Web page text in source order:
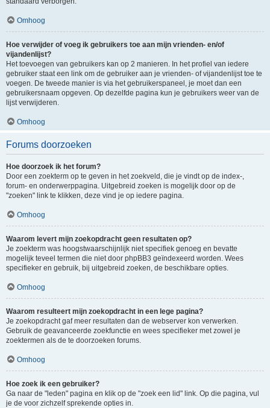
Omhoog
Hoe verwijder of voeg ik gebruikers toe aan mijn vrienden- en/of
vijandenlijst?
Het toevoegen van gebruikers kan op 2 manieren. In het profiel van iedere
gebruiker staat een link om de gebruiker aan je vrienden- of vijandenlijst toe te
voegen. De tweede manier is via het gebruikerspaneel, je moet dan een
gebruikersnaam opgeven. Op dezelfde pagina kun je gebruikers weer van de
lijst verwijderen.
Omhoog
Forums doorzoeken
Hoe doorzoek ik het forum?
Door een zoekterm op te geven in het zoekveld, die je vindt op de index-,
forum- en onderwerppagina. Uitgebreid zoeken is mogelijk door op de
"zoeken" link te klikken, deze vind je op iedere pagina.
Omhoog
Waarom levert mijn zoekopdracht geen resultaten op?
Je zoekterm was hoogstwaarschijnlijk niet specifiek genoeg en bevatte
mogelijk teveel termen die niet door phpBB3 geïndexeerd worden. Wees
specifieker en gebruik, bij uitgebreid zoeken, de beschikbare opties.
Omhoog
Waarom resulteert mijn zoekopdracht in een lege pagina?
Je zoekopdracht gaf meer resultaten dan de webserver kon verwerken.
Gebruik de geavanceerde zoekfunctie en wees specifieker met zowel je
zoektermen als de te doorzoeken forums.
Omhoog
Hoe zoek ik een gebruiker?
Ga naar de "leden" pagina en klik op de "zoek een lid" link. Op die pagina, vul
je de voor zichzelf sprekende opties in.